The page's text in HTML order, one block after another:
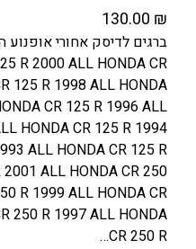
130.00 ₪
R 2000 ALL HONDA CR
125 R 1998 ALL HONDA
CR 125 R 1996 ALL
HONDA CR 125 R 1994
ALL HONDA CR 125 R
ALL HONDA CR 250
R 1999 ALL HONDA CR
250 R 1997 ALL HONDA
CR 250 R…